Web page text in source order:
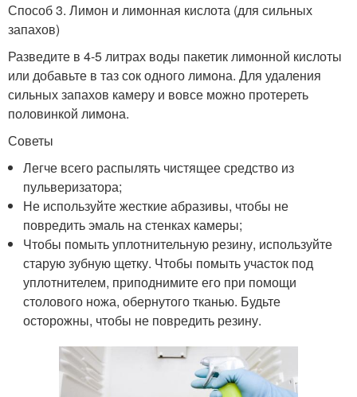
Способ 3. Лимон и лимонная кислота (для сильных
запахов)
Разведите в 4-5 литрах воды пакетик лимонной кислоты
или добавьте в таз сок одного лимона. Для удаления
сильных запахов камеру и вовсе можно протереть
половинкой лимона.
Советы
Легче всего распылять чистящее средство из
пульверизатора;
Не используйте жесткие абразивы, чтобы не
повредить эмаль на стенках камеры;
Чтобы помыть уплотнительную резину, используйте
старую зубную щетку. Чтобы помыть участок под
уплотнителем, приподнимите его при помощи
столового ножа, обернутого тканью. Будьте
осторожны, чтобы не повредить резину.